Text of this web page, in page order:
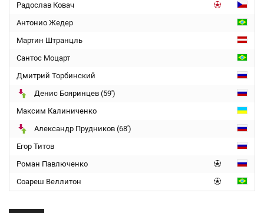
Радослав Ковач
Антонио Жедер
Мартин Штранцль
Сантос Моцарт
Дмитрий Торбинский
Денис Бояринцев (59')
Максим Калиниченко
Александр Прудников (68')
Егор Титов
Роман Павлюченко
Соареш Веллитон